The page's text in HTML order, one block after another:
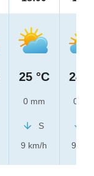
25 °C
0 mm
S
9 km/h
24 °C
0 mm
9 km/h